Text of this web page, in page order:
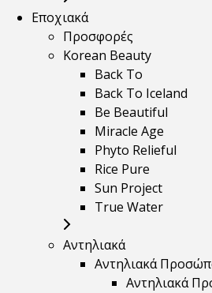
Εποχιακά
Προσφορές
Korean Beauty
Back To
Back To Iceland
Be Beautiful
Miracle Age
Phyto Relieful
Rice Pure
Sun Project
True Water
Αντηλιακά
Αντηλιακά
Αντηλιακά